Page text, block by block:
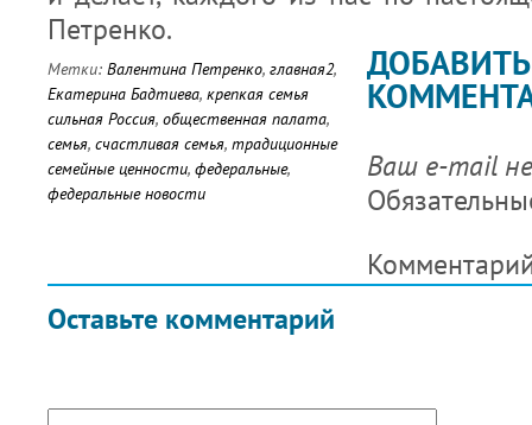
Петренко.
Метки: Валентина Петренко, главная2,
Екатерина Бадтиева, крепкая семья
сильная Россия, общественная палата,
семья, счастливая семья, традиционные
семейные ценности, федеральные,
федеральные новости
Оставьте комментарий
ДОБАВИТЬ
Ваш e-mail